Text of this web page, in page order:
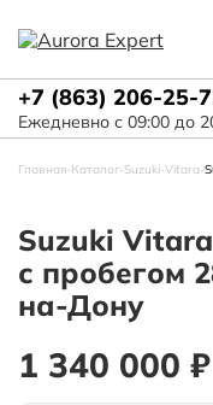
+7 (863) 206-25-
Ежедневно с 09:00 до
Главная-Каталог-Suzuki-Vitara-
Suzuki
с пробегом
на-Дону
1 340 000 ₽